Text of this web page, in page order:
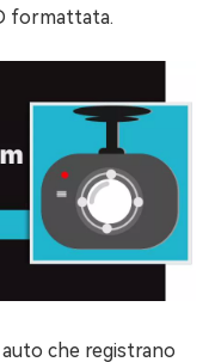
formattata.
che registrano